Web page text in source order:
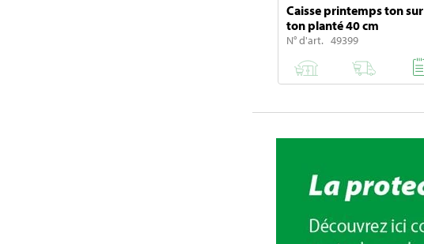
Caisse printemps ton sur
ton planté 40 cm
N° d'art. 49399